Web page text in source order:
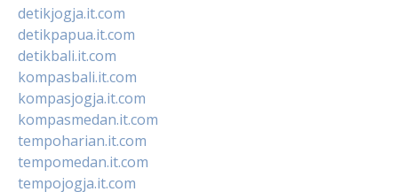
detikjogja.it.com
detikpapua.it.com
detikbali.it.com
kompasbali.it.com
kompasjogja.it.com
kompasmedan.it.com
tempoharian.it.com
tempomedan.it.com
tempojogja.it.com